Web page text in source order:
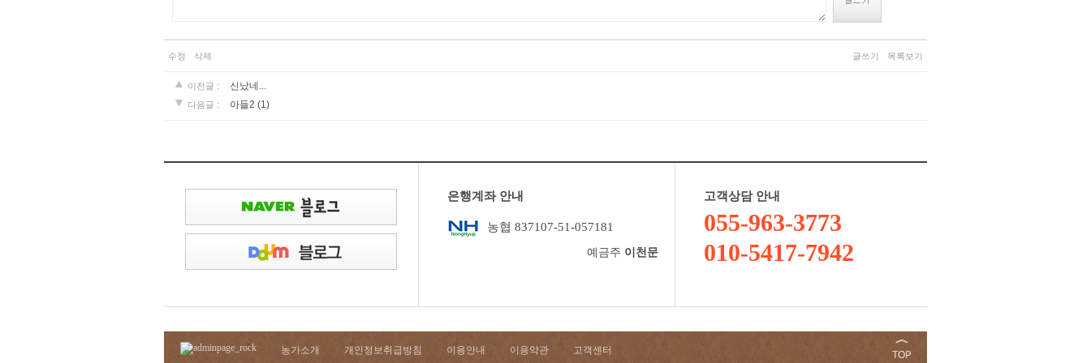
수정 삭제 글쓰기 목록보기
이전글 : 신났네...
다음글 : 아들2 (1)
은행계좌 안내
농협 837107-51-057181
예금주 이천문
고객상담 안내
055-963-3773
010-5417-7942
농가소개 개인정보취급방침 이용안내 이용약관 고객센터